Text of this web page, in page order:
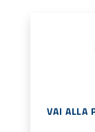
VAI ALLA